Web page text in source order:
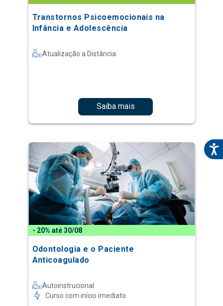
Transtornos Psicoemocionais na
Infância e Adolescência
Atualização a Distância
Saiba mais
- 20% até 30/08
Odontologia e o Paciente
Anticoagulado
Autoinstrucional
Curso com início imediato